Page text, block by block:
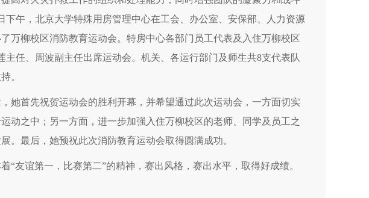
下午，北京大学特殊用房管理中心在工会、办公室、安保部、人力资源
万柳校区消防教育运动会。特房中心各部门员工代表及入住万柳校区
任、周波副主任出席运动会。机关、各运行部门及师生共8支代表队
。
她首先祝贺运动会的胜利开幕，并希望通过此次运动会，一方面切实
动之中；另一方面，进一步加强入住万柳校区的老师、同学及员工之
。最后，她预祝此次消防教育运动会取得圆满成功。
“友谊第一，比赛第二”的精神，赛出风格，赛出水平，取得好成绩。